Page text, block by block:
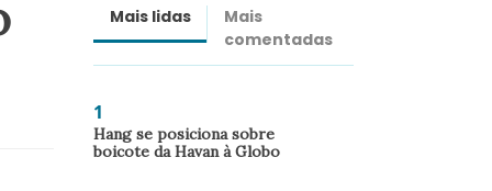
Mais lidas
Mais
comentadas
1
Hang se posiciona sobre
boicote da Havan à Globo